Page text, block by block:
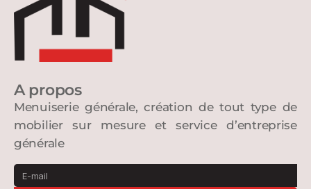
A propos
Menuiserie générale, création de tout type de
mobilier sur mesure et service d’entreprise
générale